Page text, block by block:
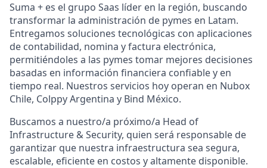
Suma + es el grupo Saas líder en la región, buscando
transformar la administración de pymes en Latam.
Entregamos soluciones tecnológicas con aplicaciones
de contabilidad, nomina y factura electrónica,
permitiéndoles a las pymes tomar mejores decisiones
basadas en información financiera confiable y en
tiempo real. Nuestros servicios hoy operan en Nubox
Chile, Colppy Argentina y Bind México.
Buscamos a nuestro/a próximo/a Head of
Infrastructure & Security, quien será responsable de
garantizar que nuestra infraestructura sea segura,
escalable, eficiente en costos y altamente disponible.